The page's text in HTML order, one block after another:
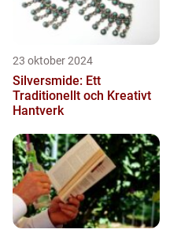
23 oktober 2024
Silversmide: Ett
Traditionellt och Kreativt
Hantverk